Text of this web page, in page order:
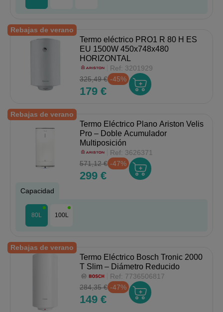
Rebajas de verano
Termo eléctrico PRO1 R 80 H ES
EU 1500W 450x748x480
HORIZONTAL
Ref: 3201929
325,49 € -45%
179 €
Rebajas de verano
Termo Eléctrico Plano Ariston Velis
Pro – Doble Acumulador
Multiposición
Ref: 3626371
571,12 € -47%
299 €
Capacidad
80L 100L
Rebajas de verano
Termo Eléctrico Bosch Tronic 2000
T Slim – Diámetro Reducido
Ref: 7736506817
284,35 € -47%
149 €